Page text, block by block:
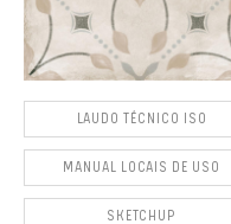
LAUDO TÉCNICO ISO
MANUAL LOCAIS DE USO
SKETCHUP